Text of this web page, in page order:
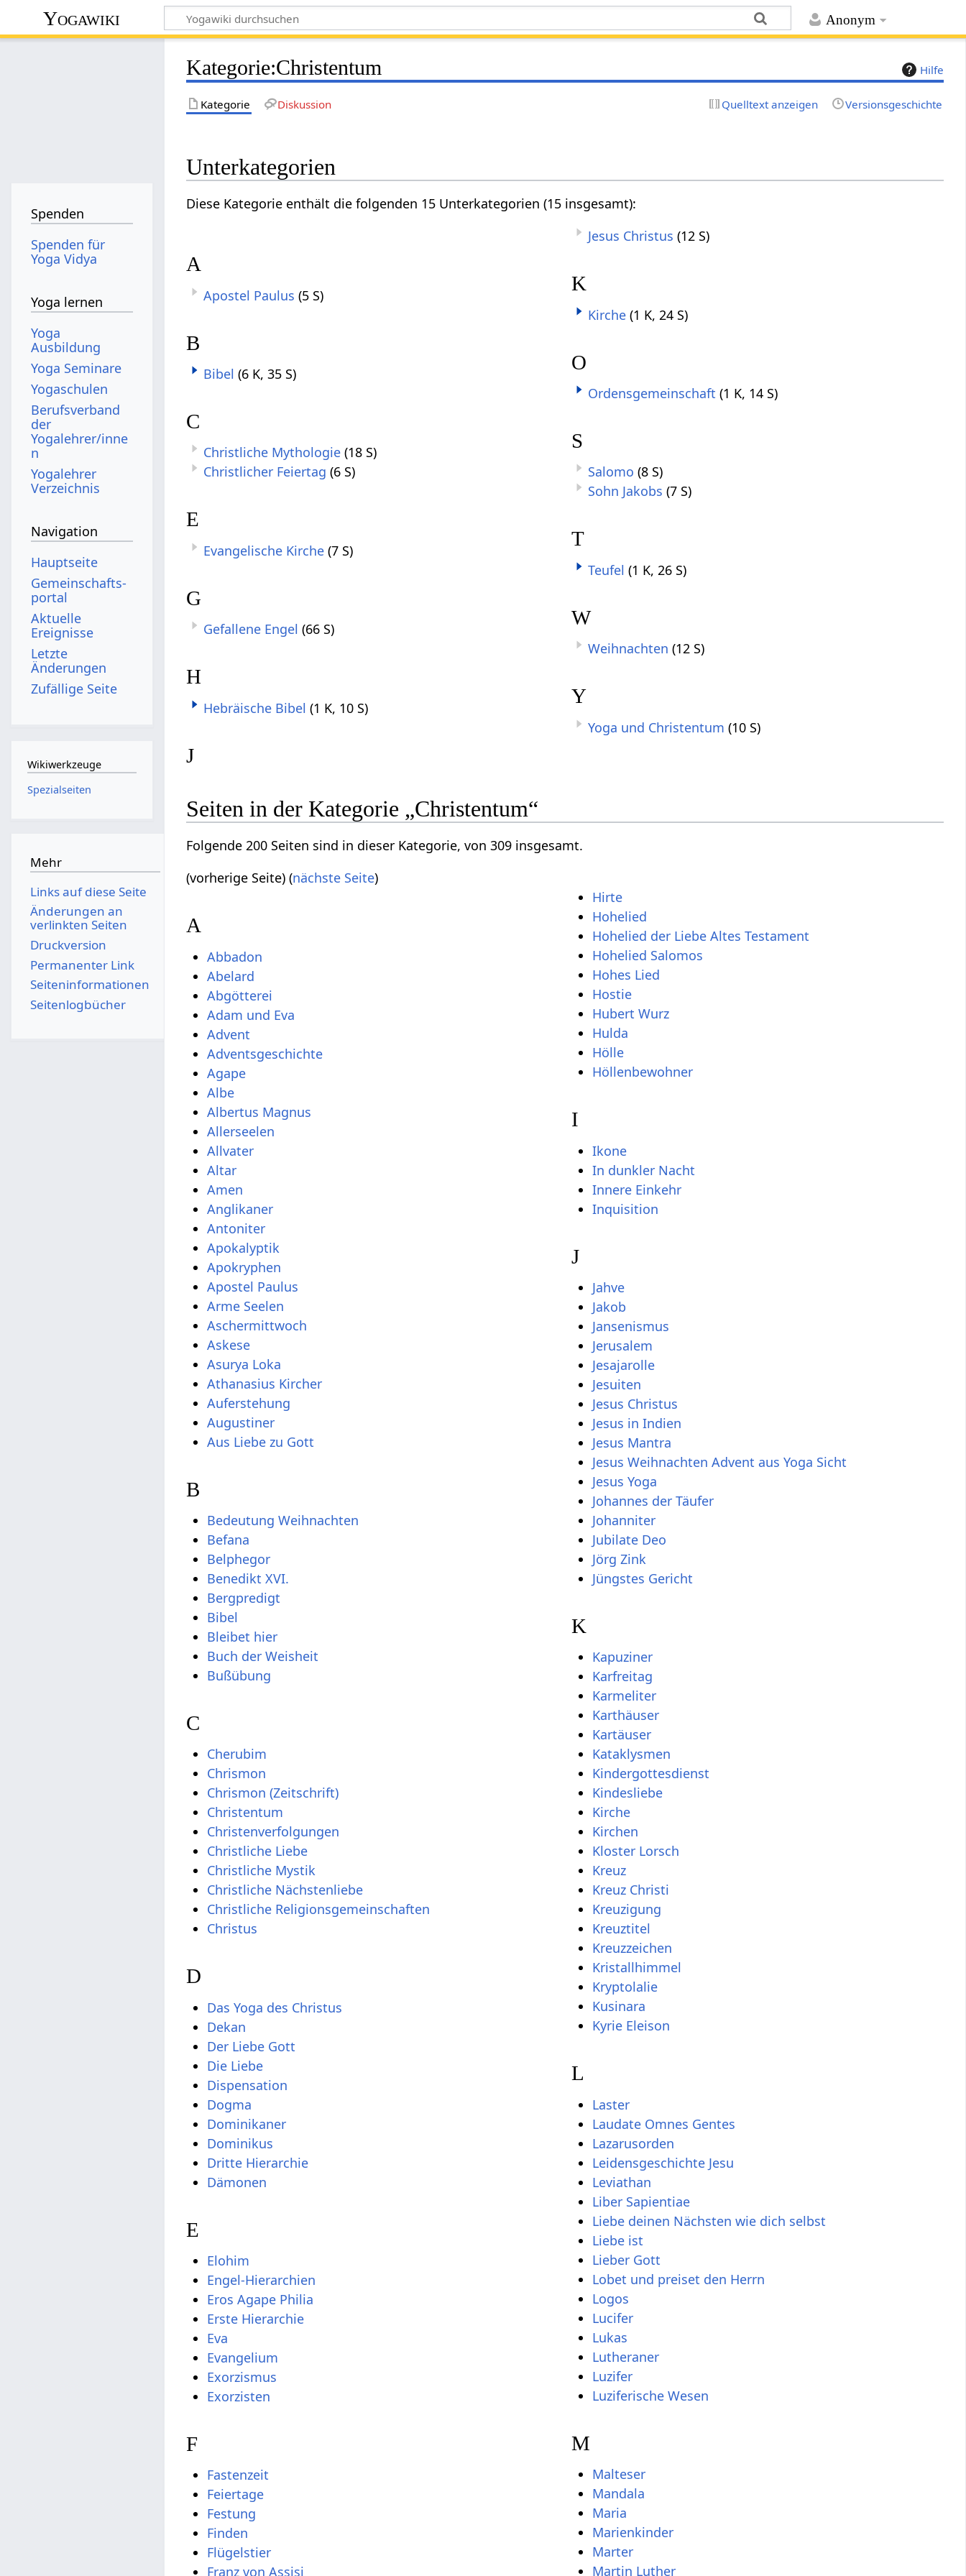
Anonym
Yogawiki
Hilfe
Kategorie:Christentum
Kategorie Diskussion Quelltext anzeigen Versionsgeschichte
Unterkategorien
Diese Kategorie enthält die folgenden 15 Unterkategorien (15 insgesamt):
A
Apostel Paulus (5 S)
B
Bibel (6 K, 35 S)
C
Christliche Mythologie (18 S)
Christlicher Feiertag (6 S)
E
Evangelische Kirche (7 S)
G
Gefallene Engel (66 S)
H
Hebräische Bibel (1 K, 10 S)
J
Jesus Christus (12 S)
K
Kirche (1 K, 24 S)
O
Ordensgemeinschaft (1 K, 14 S)
S
Salomo (8 S)
Sohn Jakobs (7 S)
T
Teufel (1 K, 26 S)
W
Weihnachten (12 S)
Y
Yoga und Christentum (10 S)
Seiten in der Kategorie „Christentum“
Folgende 200 Seiten sind in dieser Kategorie, von 309 insgesamt.
(vorherige Seite) (nächste Seite)
A
Abbadon
Abelard
Abgötterei
Adam und Eva
Advent
Adventsgeschichte
Agape
Albe
Albertus Magnus
Allerseelen
Allvater
Altar
Amen
Anglikaner
Antoniter
Apokalyptik
Apokryphen
Apostel Paulus
Arme Seelen
Aschermittwoch
Askese
Asurya Loka
Athanasius Kircher
Auferstehung
Augustiner
Aus Liebe zu Gott
B
Bedeutung Weihnachten
Befana
Belphegor
Benedikt XVI.
Bergpredigt
Bibel
Bleibet hier
Buch der Weisheit
Bußübung
C
Cherubim
Chrismon
Chrismon (Zeitschrift)
Christentum
Christenverfolgungen
Christliche Liebe
Christliche Mystik
Christliche Nächstenliebe
Christliche Religionsgemeinschaften
Christus
D
Das Yoga des Christus
Dekan
Der Liebe Gott
Die Liebe
Dispensation
Dogma
Dominikaner
Dominikus
Dritte Hierarchie
Dämonen
E
Elohim
Engel-Hierarchien
Eros Agape Philia
Erste Hierarchie
Eva
Evangelium
Exorzismus
Exorzisten
F
Fastenzeit
Feiertage
Festung
Finden
Flügelstier
Franz von Assisi
Hirte
Hohelied
Hohelied der Liebe Altes Testament
Hohelied Salomos
Hohes Lied
Hostie
Hubert Wurz
Hulda
Hölle
Höllenbewohner
I
Ikone
In dunkler Nacht
Innere Einkehr
Inquisition
J
Jahve
Jakob
Jansenismus
Jerusalem
Jesajarolle
Jesuiten
Jesus Christus
Jesus in Indien
Jesus Mantra
Jesus Weihnachten Advent aus Yoga Sicht
Jesus Yoga
Johannes der Täufer
Johanniter
Jubilate Deo
Jörg Zink
Jüngstes Gericht
K
Kapuziner
Karfreitag
Karmeliter
Karthäuser
Kartäuser
Kataklysmen
Kindergottesdienst
Kindesliebe
Kirche
Kirchen
Kloster Lorsch
Kreuz
Kreuz Christi
Kreuzigung
Kreuztitel
Kreuzzeichen
Kristallhimmel
Kryptolalie
Kusinara
Kyrie Eleison
L
Laster
Laudate Omnes Gentes
Lazarusorden
Leidensgeschichte Jesu
Leviathan
Liber Sapientiae
Liebe deinen Nächsten wie dich selbst
Liebe ist
Lieber Gott
Lobet und preiset den Herrn
Logos
Lucifer
Lukas
Lutheraner
Luzifer
Luziferische Wesen
M
Malteser
Mandala
Maria
Marienkinder
Marter
Martin Luther
Spenden
Spenden für
Yoga Vidya
Yoga lernen
Yoga
Ausbildung
Yoga Seminare
Yogaschulen
Berufsverband
der
Yogalehrer/inne
n
Yogalehrer
Verzeichnis
Navigation
Hauptseite
Gemeinschafts­
portal
Aktuelle
Ereignisse
Letzte
Änderungen
Zufällige Seite
Wikiwerkzeuge
Spezialseiten
Mehr
Links auf diese Seite
Änderungen an
verlinkten Seiten
Druckversion
Permanenter Link
Seiten­­informationen
Seitenlogbücher